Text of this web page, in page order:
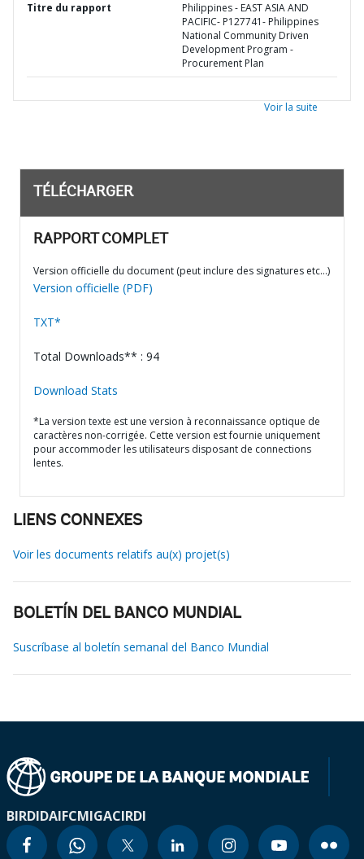
Titre du rapport
Philippines - EAST ASIA AND
PACIFIC- P127741- Philippines
National Community Driven
Development Program -
Procurement Plan
Voir la suite
TÉLÉCHARGER
RAPPORT COMPLET
Version officielle du document (peut inclure des signatures etc…)
Version officielle (PDF)
TXT*
Total Downloads** : 94
Download Stats
*La version texte est une version à reconnaissance optique de
caractères non-corrigée. Cette version est fournie uniquement
pour accommoder les utilisateurs disposant de connections
lentes.
LIENS CONNEXES
Voir les documents relatifs au(x) projet(s)
BOLETÍN DEL BANCO MUNDIAL
Suscríbase al boletín semanal del Banco Mundial
BIRDIDAIFCMIGACIRDI